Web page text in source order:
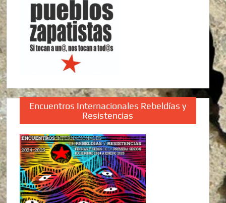
Encuentros Internacionales Rebeldías y
Resistencias